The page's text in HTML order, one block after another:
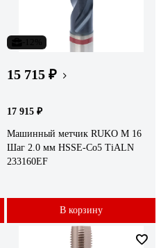
15 715 ₽
17 915 ₽
Машинный метчик RUKO М 16
Шаг 2.0 мм HSSE-Co5 TiALN
233160EF
В корзину